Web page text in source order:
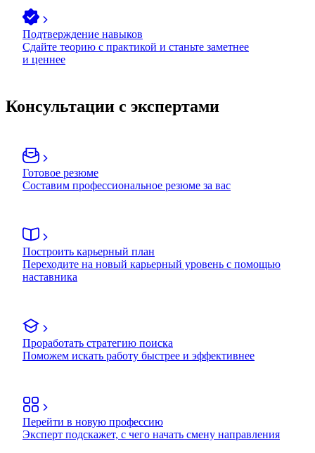
Подтверждение навыков
Сдайте теорию с практикой и станьте заметнее
и ценнее
Консультации с экспертами
Готовое резюме
Составим профессиональное резюме за вас
Построить карьерный план
Переходите на новый карьерный уровень с помощью
наставника
Проработать стратегию поиска
Поможем искать работу быстрее и эффективнее
Перейти в новую профессию
Эксперт подскажет, с чего начать смену направления